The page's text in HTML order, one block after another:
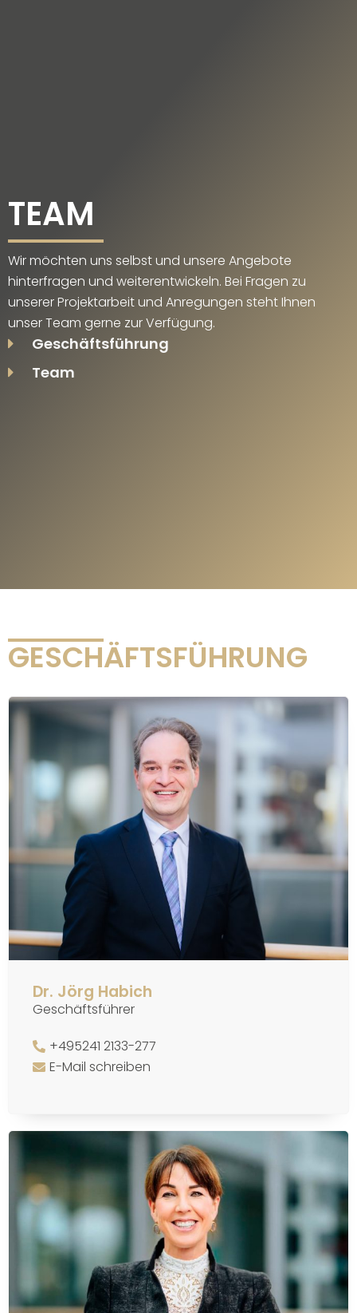
TEAM
Wir möchten uns selbst und unsere Angebote
hinterfragen und weiterentwickeln. Bei Fragen zu
unserer Projektarbeit und Anregungen steht Ihnen
unser Team gerne zur Verfügung.
Geschäftsführung
Team
GESCHÄFTSFÜHRUNG
Dr. Jörg Habich
Geschäftsführer
+495241 2133-277
E-Mail schreiben